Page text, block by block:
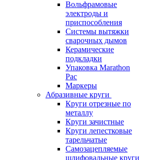
Вольфрамовые
электроды и
приспособления
Системы вытяжки
сварочных дымов
Керамические
подкладки
Упаковка Marathon
Pac
Маркеры
Абразивные круги
Круги отрезные по
металлу
Круги зачистные
Круги лепестковые
тарельчатые
Самозацепляемые
шлифовальные круги